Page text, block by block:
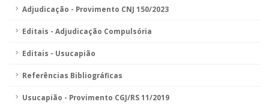
Adjudicação - Provimento CNJ 150/2023
Editais - Adjudicação Compulsória
Editais - Usucapião
Referências Bibliográficas
Usucapião - Provimento CGJ/RS 11/2019